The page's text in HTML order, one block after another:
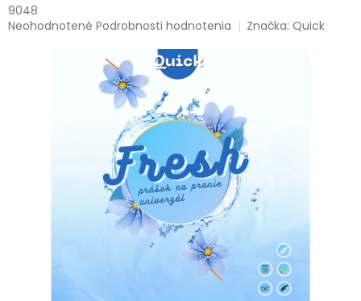
9048
Priemerné
Neohodnotené Podrobnosti hodnotenia Značka:Quick